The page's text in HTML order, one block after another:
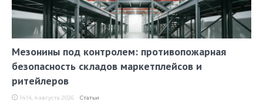
Мезонины под контролем: противопожарная
безопасность складов маркетплейсов и
ритейлеров
14:14, 4 августа 2026 Статьи